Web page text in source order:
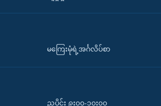
မကြေးမုံရဲ့အင်္ဂလိပ်စာ
ညပိုင်း ၉း၀၀-၁၀း၀၀